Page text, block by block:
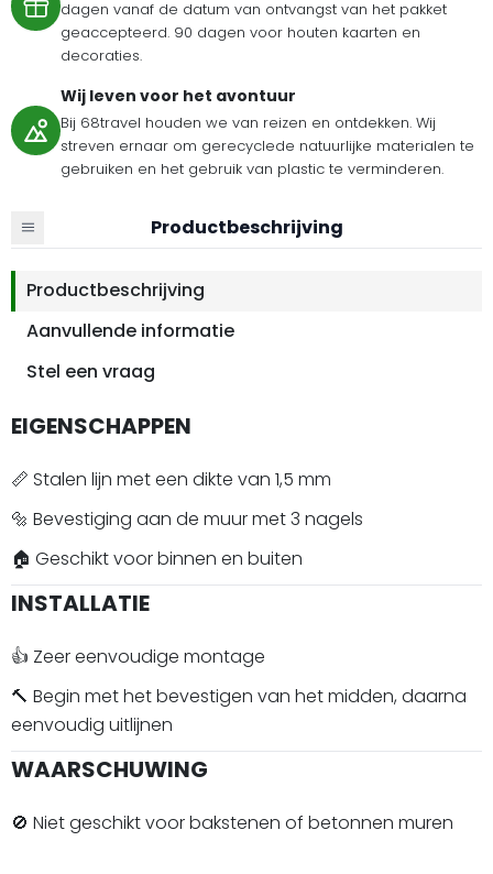
dagen vanaf de datum van ontvangst van het pakket
geaccepteerd. 90 dagen voor houten kaarten en
decoraties.
Wij leven voor het avontuur
Bij 68travel houden we van reizen en ontdekken. Wij
streven ernaar om gerecyclede natuurlijke materialen te
gebruiken en het gebruik van plastic te verminderen.
Productbeschrijving
Productbeschrijving
Aanvullende informatie
Stel een vraag
EIGENSCHAPPEN
📏 Stalen lijn met een dikte van 1,5 mm
🔩 Bevestiging aan de muur met 3 nagels
🏠 Geschikt voor binnen en buiten
INSTALLATIE
👍 Zeer eenvoudige montage
🔨 Begin met het bevestigen van het midden, daarna
eenvoudig uitlijnen
WAARSCHUWING
🚫 Niet geschikt voor bakstenen of betonnen muren